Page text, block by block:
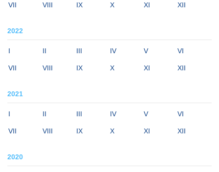
VII VIII IX X XI XII
2022
I II III IV V VI
VII VIII IX X XI XII
2021
I II III IV V VI
VII VIII IX X XI XII
2020